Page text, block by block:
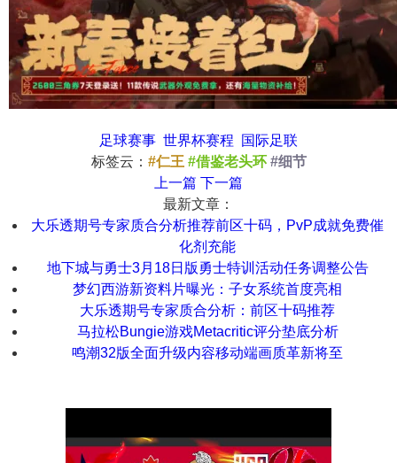
足球赛事 世界杯赛程
国际足联
标签云： #仁王 #借鉴老头环 #细节
上一篇 下一篇
最新文章：
大乐透期号专家质合分析推荐前区十码，PvP成就免费催
化剂充能
地下城与勇士3月18日版勇士特训活动任务调整公告
梦幻西游新资料片曝光：子女系统首度亮相
大乐透期号专家质合分析：前区十码推荐
马拉松Bungie游戏Metacritic评分垫底分析
鸣潮32版全面升级内容移动端画质革新将至